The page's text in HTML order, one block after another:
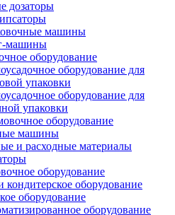
дозаторы
машины
машины
оборудование
оборудование для
упаковки
оборудование для
упаковки
оборудование
машины
и расходные материалы
оборудование
кондитерское оборудование
оборудование
оборудование